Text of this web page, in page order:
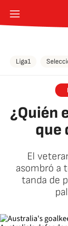
Liga1
¿Quién
que
El
asombró a
tanda de